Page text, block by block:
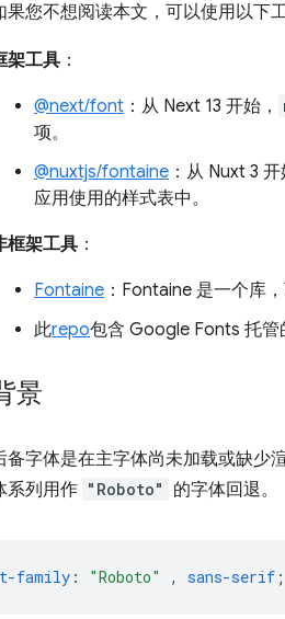
果您不想阅读本文，可以使用以下
架工具 ：
@next/font ：从 Next 13 开始，
项。
@nuxtjs/fontaine ：从 Nuxt 3
应用使用的样式表中。
框架工具 ：
Fontaine ：Fontaine 是一个库
此repo包含 Google Fonts 托管
景
备字体是在主字体尚未加载或缺少
系列用作 "Roboto" 的字体回退。
family : "Roboto" , sans-serif ;